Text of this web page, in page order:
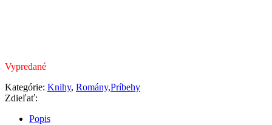
Vypredané
Kategórie: Knihy, Romány,Príbehy
Zdieľať:
Popis